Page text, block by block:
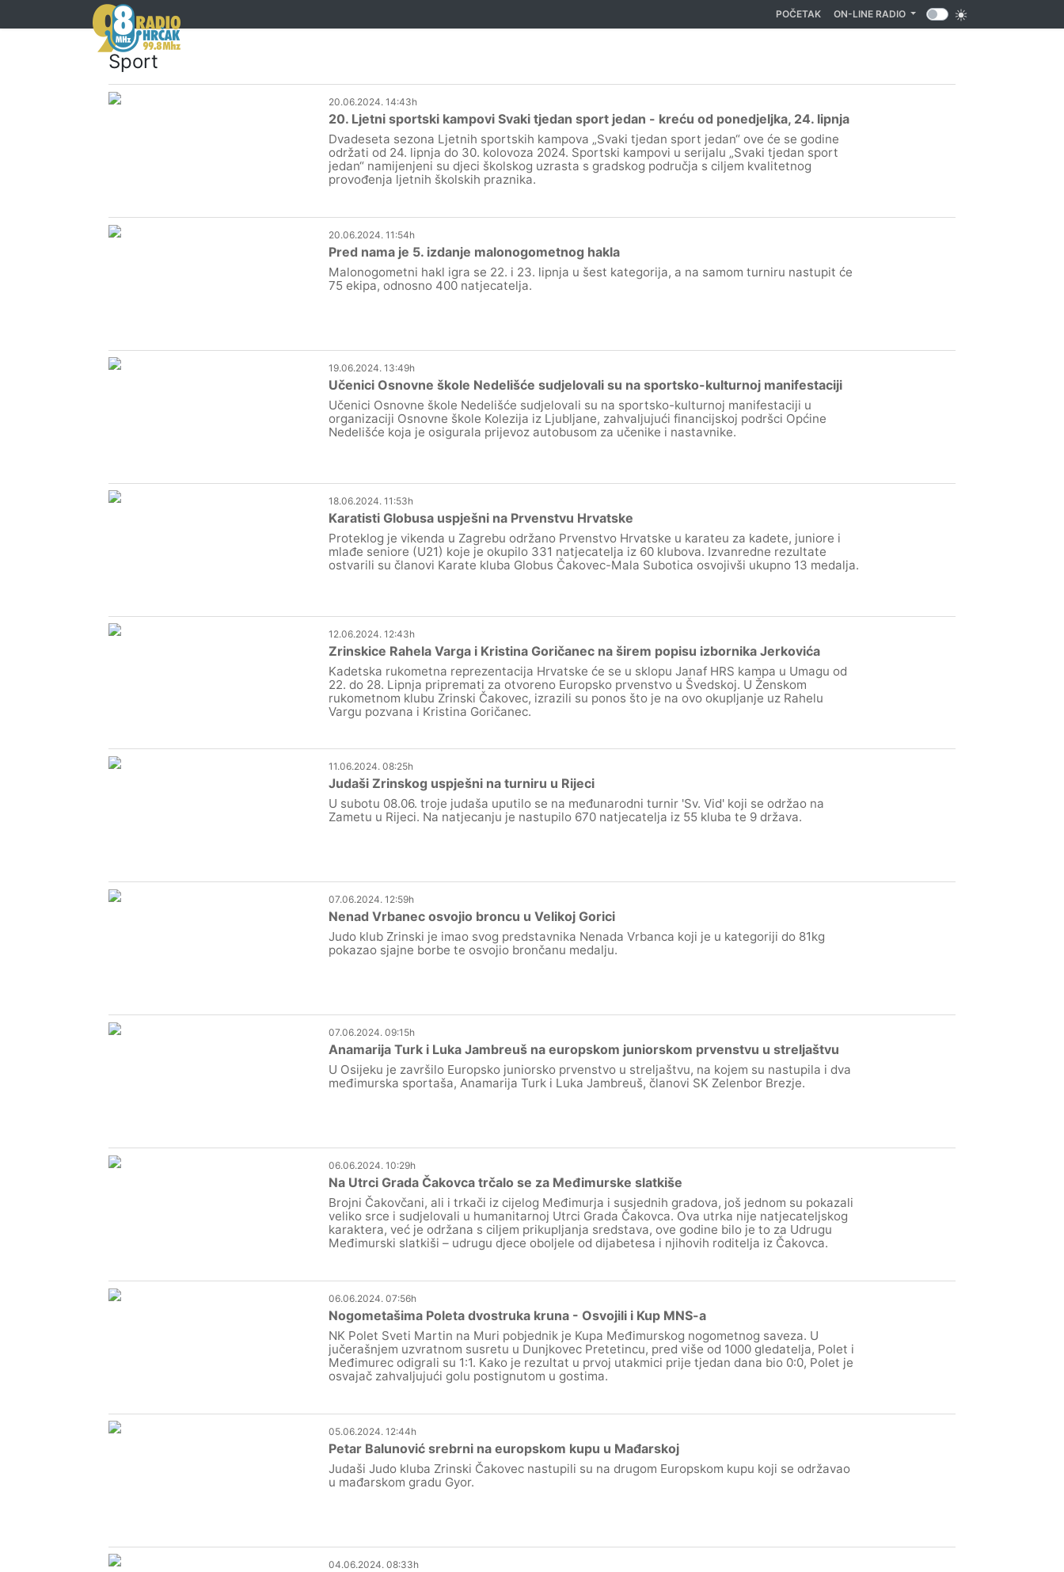
POČETAK(CURRENT)
ON-LINE RADIO
Sport
20.06.2024. 14:43h
20. Ljetni sportski kampovi Svaki tjedan sport jedan - kreću od ponedjeljka, 24. lipnja
Dvadeseta sezona Ljetnih sportskih kampova „Svaki tjedan sport jedan“ ove će se godine
održati od 24. lipnja do 30. kolovoza 2024. Sportski kampovi u serijalu „Svaki tjedan sport
jedan“ namijenjeni su djeci školskog uzrasta s gradskog područja s ciljem kvalitetnog
provođenja ljetnih školskih praznika.
20.06.2024. 11:54h
Pred nama je 5. izdanje malonogometnog hakla
Malonogometni hakl igra se 22. i 23. lipnja u šest kategorija, a na samom turniru nastupit će
75 ekipa, odnosno 400 natjecatelja.
19.06.2024. 13:49h
Učenici Osnovne škole Nedelišće sudjelovali su na sportsko-kulturnoj manifestaciji
Učenici Osnovne škole Nedelišće sudjelovali su na sportsko-kulturnoj manifestaciji u
organizaciji Osnovne škole Kolezija iz Ljubljane, zahvaljujući financijskoj podršci Općine
Nedelišće koja je osigurala prijevoz autobusom za učenike i nastavnike.
18.06.2024. 11:53h
Karatisti Globusa uspješni na Prvenstvu Hrvatske
Proteklog je vikenda u Zagrebu održano Prvenstvo Hrvatske u karateu za kadete, juniore i
mlađe seniore (U21) koje je okupilo 331 natjecatelja iz 60 klubova. Izvanredne rezultate
ostvarili su članovi Karate kluba Globus Čakovec-Mala Subotica osvojivši ukupno 13 medalja.
12.06.2024. 12:43h
Zrinskice Rahela Varga i Kristina Goričanec na širem popisu izbornika Jerkovića
Kadetska rukometna reprezentacija Hrvatske će se u sklopu Janaf HRS kampa u Umagu od
22. do 28. Lipnja pripremati za otvoreno Europsko prvenstvo u Švedskoj. U Ženskom
rukometnom klubu Zrinski Čakovec, izrazili su ponos što je na ovo okupljanje uz Rahelu
Vargu pozvana i Kristina Goričanec.
11.06.2024. 08:25h
Judaši Zrinskog uspješni na turniru u Rijeci
U subotu 08.06. troje judaša uputilo se na međunarodni turnir 'Sv. Vid' koji se održao na
Zametu u Rijeci. Na natjecanju je nastupilo 670 natjecatelja iz 55 kluba te 9 država.
07.06.2024. 12:59h
Nenad Vrbanec osvojio broncu u Velikoj Gorici
Judo klub Zrinski je imao svog predstavnika Nenada Vrbanca koji je u kategoriji do 81kg
pokazao sjajne borbe te osvojio brončanu medalju.
07.06.2024. 09:15h
Anamarija Turk i Luka Jambreuš na europskom juniorskom prvenstvu u streljaštvu
U Osijeku je završilo Europsko juniorsko prvenstvo u streljaštvu, na kojem su nastupila i dva
međimurska sportaša, Anamarija Turk i Luka Jambreuš, članovi SK Zelenbor Brezje.
06.06.2024. 10:29h
Na Utrci Grada Čakovca trčalo se za Međimurske slatkiše
Brojni Čakovčani, ali i trkači iz cijelog Međimurja i susjednih gradova, još jednom su pokazali
veliko srce i sudjelovali u humanitarnoj Utrci Grada Čakovca. Ova utrka nije natjecateljskog
karaktera, već je održana s ciljem prikupljanja sredstava, ove godine bilo je to za Udrugu
Međimurski slatkiši – udrugu djece oboljele od dijabetesa i njihovih roditelja iz Čakovca.
06.06.2024. 07:56h
Nogometašima Poleta dvostruka kruna - Osvojili i Kup MNS-a
NK Polet Sveti Martin na Muri pobjednik je Kupa Međimurskog nogometnog saveza. U
jučerašnjem uzvratnom susretu u Dunjkovec Pretetincu, pred više od 1000 gledatelja, Polet i
Međimurec odigrali su 1:1. Kako je rezultat u prvoj utakmici prije tjedan dana bio 0:0, Polet je
osvajač zahvaljujući golu postignutom u gostima.
05.06.2024. 12:44h
Petar Balunović srebrni na europskom kupu u Mađarskoj
Judaši Judo kluba Zrinski Čakovec nastupili su na drugom Europskom kupu koji se održavao
u mađarskom gradu Gyor.
04.06.2024. 08:33h